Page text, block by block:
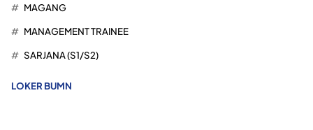
MAGANG
MANAGEMENT TRAINEE
SARJANA (S1/S2)
LOKER BUMN